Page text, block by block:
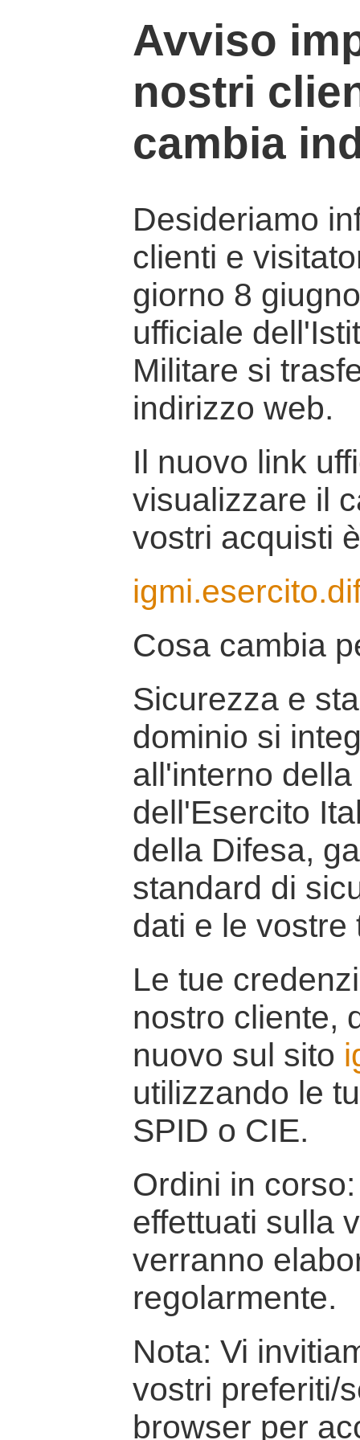
Avviso
nostri
cambia
Desideriamo
clienti e
giorno 8
ufficiale
Militare si
indirizzo web.
Il nuovo link
visualizzare il
vostri acquisti
Cosa cambia
Sicurezza e
dominio si
all'interno
dell'Esercito
della Difesa,
standard di
dati e le vostre
Le tue
nostro cliente,
nuovo sul sito
utilizzando le
SPID o CIE.
Ordini in
effettuati sulla
verranno
regolarmente.
Nota: Vi
vostri preferiti/
browser per